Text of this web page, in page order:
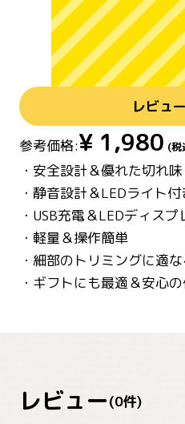
レビュ
参考価格:¥ 1,980 (税
・安全設計＆優れた切れ味
・静音設計＆LEDライト付
・USB充電＆LEDディスプ
・軽量＆操作簡単
・細部のトリミングに適
・ギフトにも最適＆安心
レビュー(0件)